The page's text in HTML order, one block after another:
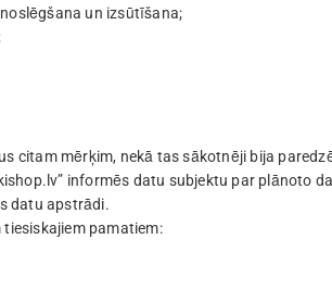
un izsūtīšana;
citam mērķim, nekā tas sākotnēji bija
informēs datu subjektu par plānoto
datu apstrādi.
tiesiskajiem pamatiem: